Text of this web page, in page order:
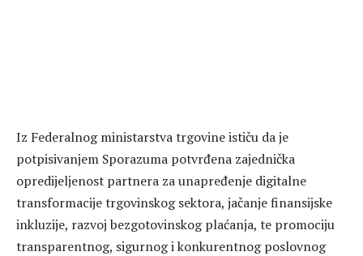
Iz Federalnog ministarstva trgovine ističu da je
potpisivanjem Sporazuma potvrđena zajednička
opredijeljenost partnera za unapređenje digitalne
transformacije trgovinskog sektora, jačanje finansijske
inkluzije, razvoj bezgotovinskog plaćanja, te promociju
transparentnog, sigurnog i konkurentnog poslovnog